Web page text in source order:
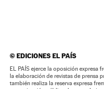
©EDICIONES EL PAÍS
EL PAÍS ejerce la oposición expresa
la elaboración de revistas de prensa
también realiza la reserva expresa